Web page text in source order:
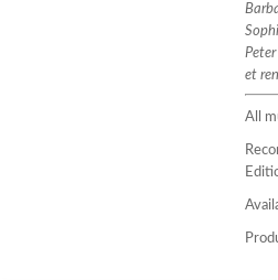
et
All